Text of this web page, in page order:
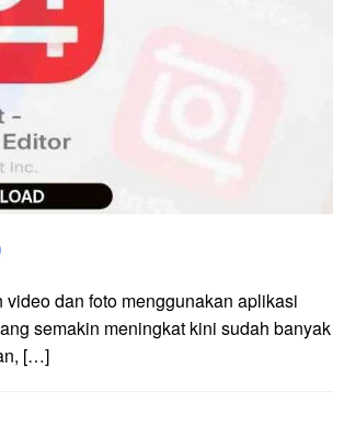
dan foto menggunakan aplikasi
semakin meningkat kini sudah banyak
[…]